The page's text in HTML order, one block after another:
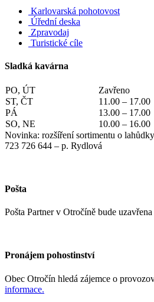
Karlovarská pohotovost
Úřední deska
Zpravodaj
Turistické cíle
Sladká kavárna
PO, ÚT
Zavřeno
ST, ČT
11.00 – 17.00
PÁ
13.00 – 17.00
SO, NE
10.00 – 16.00
Novinka: rozšíření sortimentu o
723 726 644 – p. Rydlová
Pošta
Pošta Partner v Otročíně bude
Pronájem pohostinství
Obec Otročín hledá zájemce o
informace.